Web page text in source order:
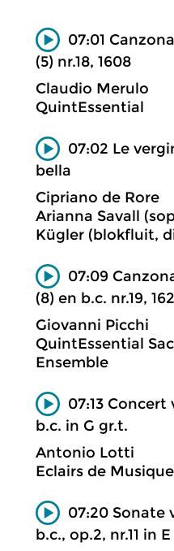
07:01
(5) nr.18, 1608
Claudio Merulo
QuintEssential
07:02 Le
bella
Cipriano de Rore
Arianna Savall
Kügler (blokfluit,
07:09
(8) en b.c. nr.19,
Giovanni Picchi
QuintEssential
Ensemble
07:13
b.c. in G gr.t.
Antonio Lotti
Eclairs de Musique
07:20 Sonate
b.c., op.2, nr.11 in